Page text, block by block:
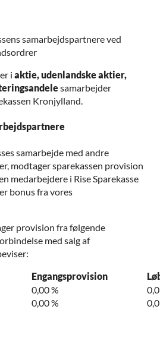
samarbejdspartnere ved
i aktie, udenlandske aktier,
samarbejder
Kronjylland.
samarbejde med andre
modtager sparekassen provision
medarbejdere i Rise Sparekasse
bonus fra vores
provision fra følgende
med salg af
Engangsprovision
0,00 %
0,00 %